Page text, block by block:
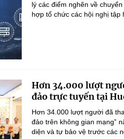
lý các điểm nghẽn về
hợp tổ chức các hội nghị tập
Hơn 34.000 lượt
đảo trực tuyến tại
Hơn 34.000 lượt người đã
đảo trên không gian mạng”
diện và tự bảo vệ trước các